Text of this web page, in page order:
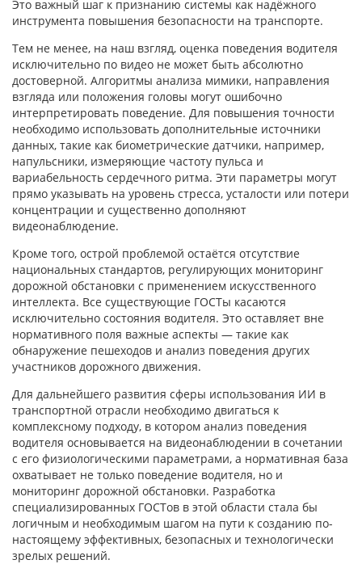
Это важный шаг к признанию системы как надёжного
инструмента повышения безопасности на транспорте.
Тем не менее, на наш взгляд, оценка поведения водителя
исключительно по видео не может быть абсолютно
достоверной. Алгоритмы анализа мимики, направления
взгляда или положения головы могут ошибочно
интерпретировать поведение. Для повышения точности
необходимо использовать дополнительные источники
данных, такие как биометрические датчики, например,
напульсники, измеряющие частоту пульса и
вариабельность сердечного ритма. Эти параметры могут
прямо указывать на уровень стресса, усталости или потери
концентрации и существенно дополняют
видеонаблюдение.
Кроме того, острой проблемой остаётся отсутствие
национальных стандартов, регулирующих мониторинг
дорожной обстановки с применением искусственного
интеллекта. Все существующие ГОСТы касаются
исключительно состояния водителя. Это оставляет вне
нормативного поля важные аспекты — такие как
обнаружение пешеходов и анализ поведения других
участников дорожного движения.
Для дальнейшего развития сферы использования ИИ в
транспортной отрасли необходимо двигаться к
комплексному подходу, в котором анализ поведения
водителя основывается на видеонаблюдении в сочетании
с его физиологическими параметрами, а нормативная база
охватывает не только поведение водителя, но и
мониторинг дорожной обстановки. Разработка
специализированных ГОСТов в этой области стала бы
логичным и необходимым шагом на пути к созданию по-
настоящему эффективных, безопасных и технологически
зрелых решений.